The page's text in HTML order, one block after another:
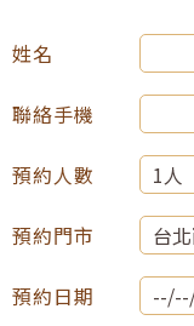
姓名
聯絡手機
預約人數
預約門市
預約日期